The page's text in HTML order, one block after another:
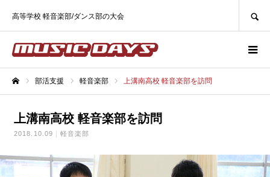
高等学校 軽音楽部/ダンス部の大会
部活支援 軽音楽部 上溝南高校 軽音楽部を訪問
上溝南高校 軽音楽部を訪問
2018.10.09 軽音楽部